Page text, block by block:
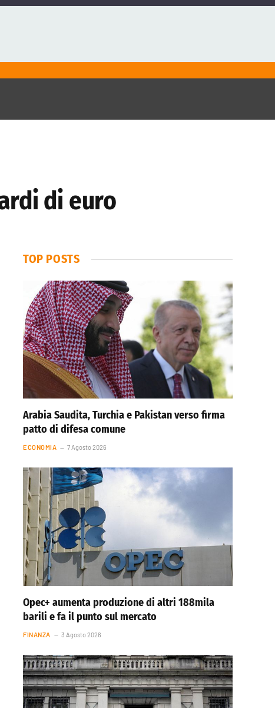
di euro
TOP POSTS
Arabia Saudita, Turchia e Pakistan verso firma
patto di difesa comune
ECONOMIA 7 Agosto 2026
Opec+ aumenta produzione di altri 188mila
barili e fa il punto sul mercato
FINANZA 3 Agosto 2026